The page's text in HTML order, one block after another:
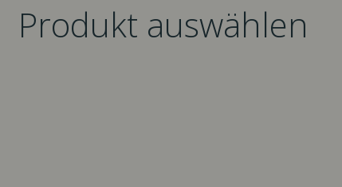
Produkt auswählen